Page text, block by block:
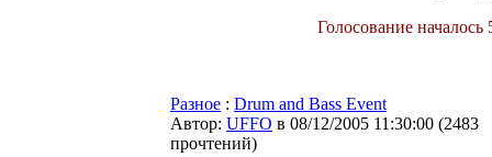
Голосование началось
Разное : Drum and Bass Event
Автор: UFFO в 08/12/2005 11:30:00 (2483
прочтений)